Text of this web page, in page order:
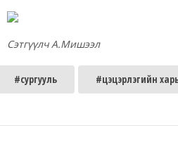
Сэтгүүлч А.Мишээл
#сургууль #цэцэрлэгийн